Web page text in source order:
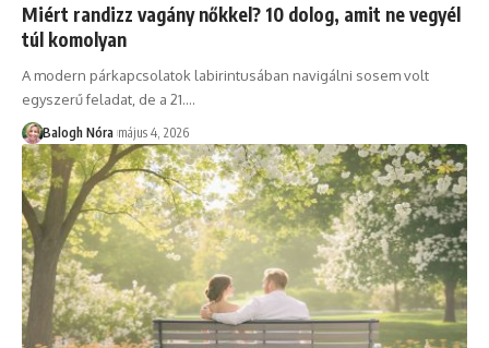
Miért randizz vagány nőkkel? 10 dolog, amit ne vegyél
túl komolyan
A modern párkapcsolatok labirintusában navigálni sosem volt
egyszerű feladat, de a 21.…
Balogh Nóra május 4, 2026